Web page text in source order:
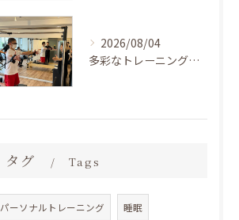
2026/08/04
多彩なトレーニングプランと癒しの空間で実現するパーソナルジムとピラティスの効果的な健康づくり LAKSHIMI福島店
タグ Tags
パーソナルトレーニング 睡眠